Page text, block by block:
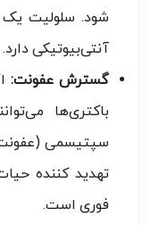
شود. سلولیت
آنتی‌بیوتیکی دارد.
گسترش عفونت:
باکتری‌ها
سپتیسمی
تهدید کننده
فوری است.